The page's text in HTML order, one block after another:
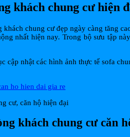
khách chung cư hiện
chung cư đẹp ngày càng tăng
nhất hiện nay. Trong bộ sưu tập
cập nhật các hình ảnh thực tế sofa
cư, căn hộ hiện đại
khách chung cư căn